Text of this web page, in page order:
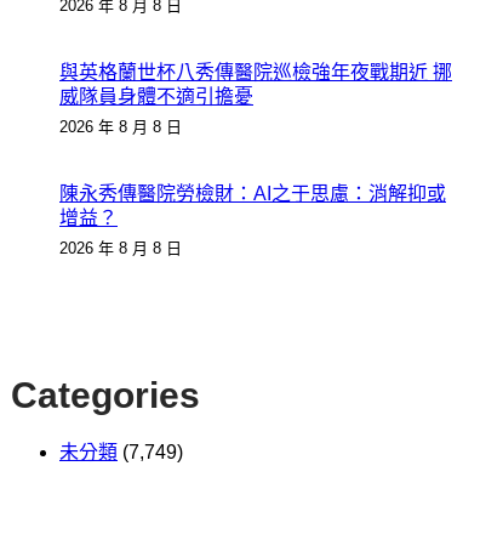
2026 年 8 月 8 日
與英格蘭世杯八秀傳醫院巡檢強年夜戰期近 挪
威隊員身體不適引擔憂
2026 年 8 月 8 日
陳永秀傳醫院勞檢財：AI之于思慮：消解抑或
增益？
2026 年 8 月 8 日
Categories
未分類 (7,749)